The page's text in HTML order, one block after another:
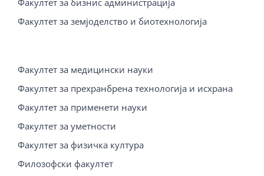
Факултет за бизнис администрација
Факултет за земјоделство и биотехнологија
Факултет за медицински науки
Факултет за прехранбрена технологија и исхрана
Факултет за применети науки
Факултет за уметности
Факултет за физичка култура
Филозофски факултет